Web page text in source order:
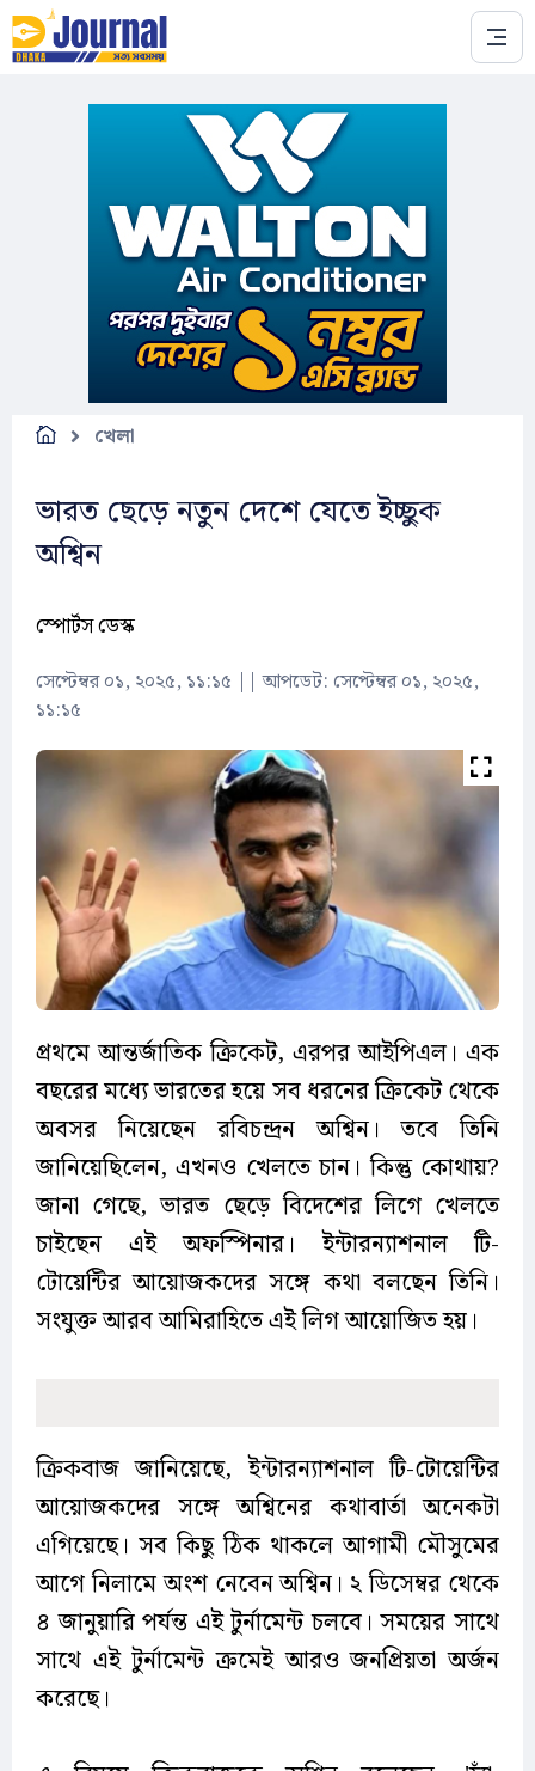
Skip to main content
খেলা
ভারত ছেড়ে নতুন দেশে যেতে ইচ্ছুক
অশ্বিন
স্পোর্টস ডেস্ক
সেপ্টেম্বর ০১, ২০২৫, ১১:১৫ ||আপডেট: সেপ্টেম্বর ০১, ২০২৫,
১১:১৫
প্রথমে আন্তর্জাতিক ক্রিকেট, এরপর আইপিএল। এক
বছরের মধ্যে ভারতের হয়ে সব ধরনের ক্রিকেট থেকে
অবসর নিয়েছেন রবিচন্দ্রন অশ্বিন। তবে তিনি
জানিয়েছিলেন, এখনও খেলতে চান। কিন্তু কোথায়?
জানা গেছে, ভারত ছেড়ে বিদেশের লিগে খেলতে
চাইছেন এই অফস্পিনার। ইন্টারন্যাশনাল টি-
টোয়েন্টির আয়োজকদের সঙ্গে কথা বলছেন তিনি।
সংযুক্ত আরব আমিরাহিতে এই লিগ আয়োজিত হয়।
ক্রিকবাজ জানিয়েছে, ইন্টারন্যাশনাল টি-টোয়েন্টির
আয়োজকদের সঙ্গে অশ্বিনের কথাবার্তা অনেকটা
এগিয়েছে। সব কিছু ঠিক থাকলে আগামী মৌসুমের
আগে নিলামে অংশ নেবেন অশ্বিন। ২ ডিসেম্বর থেকে
৪ জানুয়ারি পর্যন্ত এই টুর্নামেন্ট চলবে। সময়ের সাথে
সাথে এই টুর্নামেন্ট ক্রমেই আরও জনপ্রিয়তা অর্জন
করেছে।